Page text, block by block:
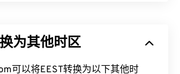
为其他时区
可以将EEST转换为以下其他时